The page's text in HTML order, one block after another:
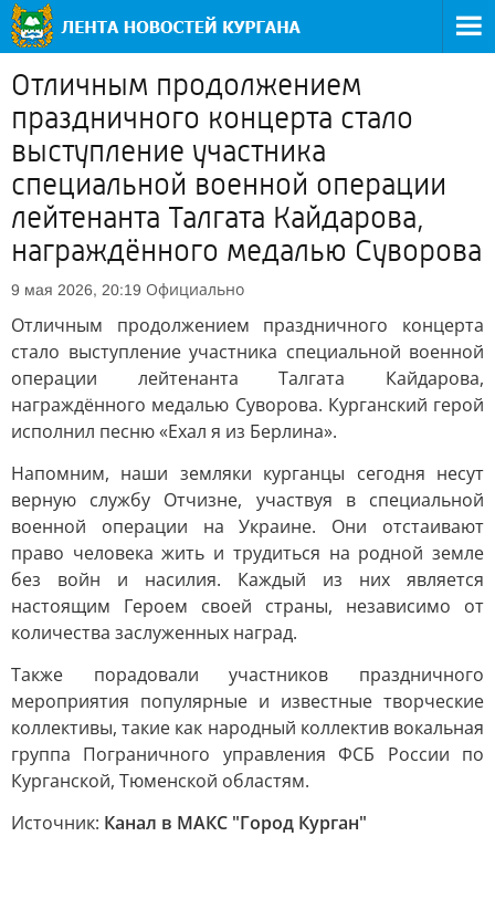
Отличным продолжением
праздничного концерта стало
выступление участника
специальной военной операции
лейтенанта Талгата Кайдарова,
награждённого медалью Суворова
9 мая 2026, 20:19 Официально
Отличным продолжением праздничного концерта
стало выступление участника специальной военной
операции лейтенанта Талгата Кайдарова,
награждённого медалью Суворова. Курганский герой
исполнил песню «Ехал я из Берлина».
Напомним, наши земляки курганцы сегодня несут
верную службу Отчизне, участвуя в специальной
военной операции на Украине. Они отстаивают
право человека жить и трудиться на родной земле
без войн и насилия. Каждый из них является
настоящим Героем своей страны, независимо от
количества заслуженных наград.
Также порадовали участников праздничного
мероприятия популярные и известные творческие
коллективы, такие как народный коллектив вокальная
группа Пограничного управления ФСБ России по
Курганской, Тюменской областям.
Источник: Канал в МАКС "Город Курган"